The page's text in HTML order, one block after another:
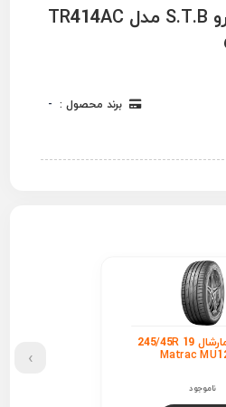
والف لاستیک خودرو S.T.B مدل TR414AC
برند محصول : -
لاستیک سومیتومو 255/35R
ناموجود
›